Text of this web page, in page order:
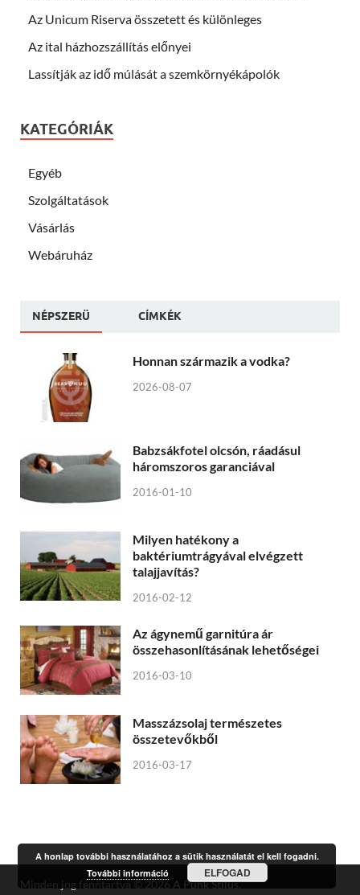
Az Unicum Riserva összetett és különleges
Az ital házhozszállítás előnyei
Lassítják az idő múlását a szemkörnyékápolók
KATEGÓRIÁK
Egyéb
Szolgáltatások
Vásárlás
Webáruház
NÉPSZERÜ CÍMKÉK
Honnan származik a vodka?
2026-08-07
Babzsákfotel olcsón, ráadásul
háromszoros garanciával
2016-01-10
Milyen hatékony a
baktériumtrágyával elvégzett
talajjavítás?
2016-02-12
Az ágynemű garnitúra ár
összehasonlításának lehetőségei
2016-03-10
Masszázsolaj természetes
összetevőkből
2016-03-17
Minden jog fenntartva © 2026 A Punk Stílus.
A honlap további használatához a sütik használatát el kell fogadni.
További információ
ELFOGAD